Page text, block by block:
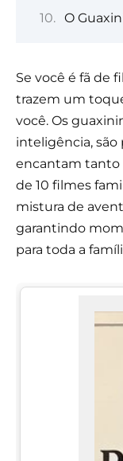
O
Se você é fã de
trazem um
você. Os
inteligência, são
encantam tanto
de 10 filmes
mistura de
garantindo
para toda a